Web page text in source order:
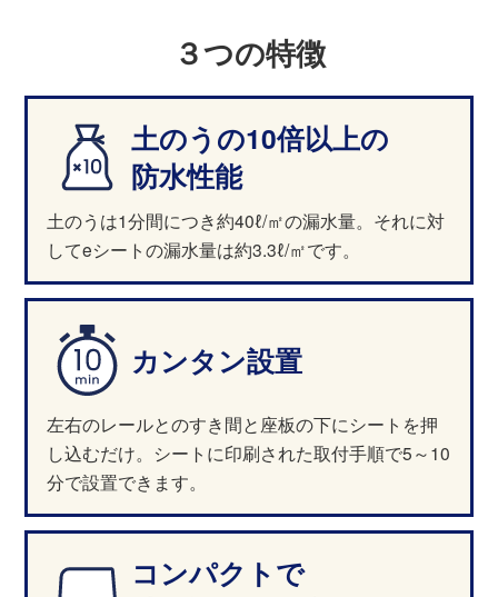
３つの特徴
土のうの10倍以上の
防水性能
土のうは1分間につき約40ℓ/㎡の漏水量。それに対
してeシートの漏水量は約3.3ℓ/㎡です。
カンタン設置
左右のレールとのすき間と座板の下にシートを押
し込むだけ。シートに印刷された取付手順で5～10
分で設置できます。
コンパクトで